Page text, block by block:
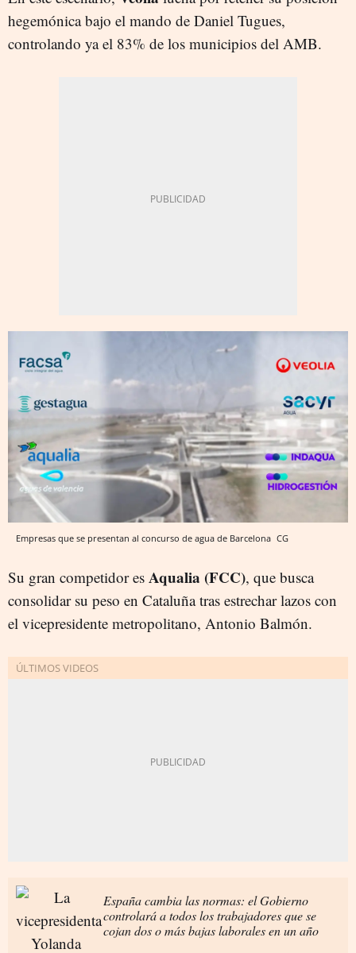
hegemónica bajo el mando de Daniel Tugues,
controlando ya el 83% de los municipios del AMB.
Empresas que se presentan al concurso de agua de Barcelona CG
Su gran competidor es Aqualia (FCC), que busca
consolidar su peso en Cataluña tras estrechar lazos con
el vicepresidente metropolitano, Antonio Balmón.
España cambia las normas: el Gobierno
controlará a todos los trabajadores que se
cojan dos o más bajas laborales en un año